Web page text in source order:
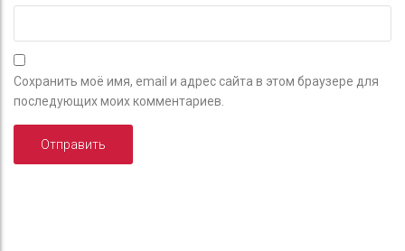
Сохранить моё имя, email и адрес сайта в этом браузере для
последующих моих комментариев.